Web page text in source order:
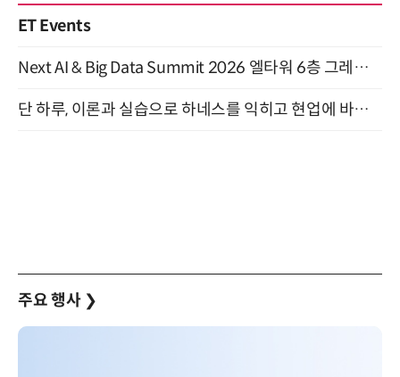
ET Events
Next AI & Big Data Summit 2026 엘타워 6층 그레이스홀 개최 (9/18)
단 하루, 이론과 실습으로 하네스를 익히고 현업에 바로 쓰는 핸즈온 워크숍 (8/20)
주요 행사 ❯